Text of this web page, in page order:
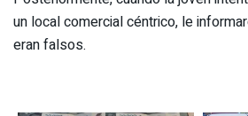
un local comercial céntrico, le
eran falsos.